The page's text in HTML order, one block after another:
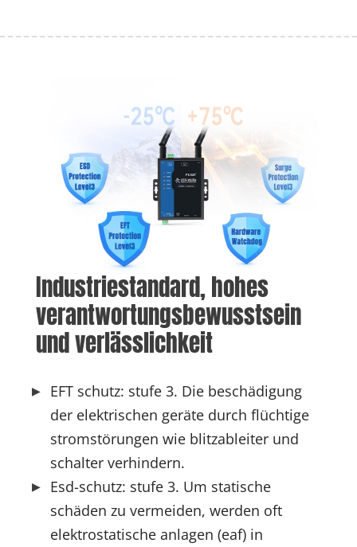
Industriestandard, hohes
verantwortungsbewusstsein
und verlässlichkeit
EFT schutz: stufe 3. Die beschädigung
der elektrischen geräte durch flüchtige
stromstörungen wie blitzableiter und
schalter verhindern.
Esd-schutz: stufe 3. Um statische
schäden zu vermeiden, werden oft
elektrostatische anlagen (eaf) in